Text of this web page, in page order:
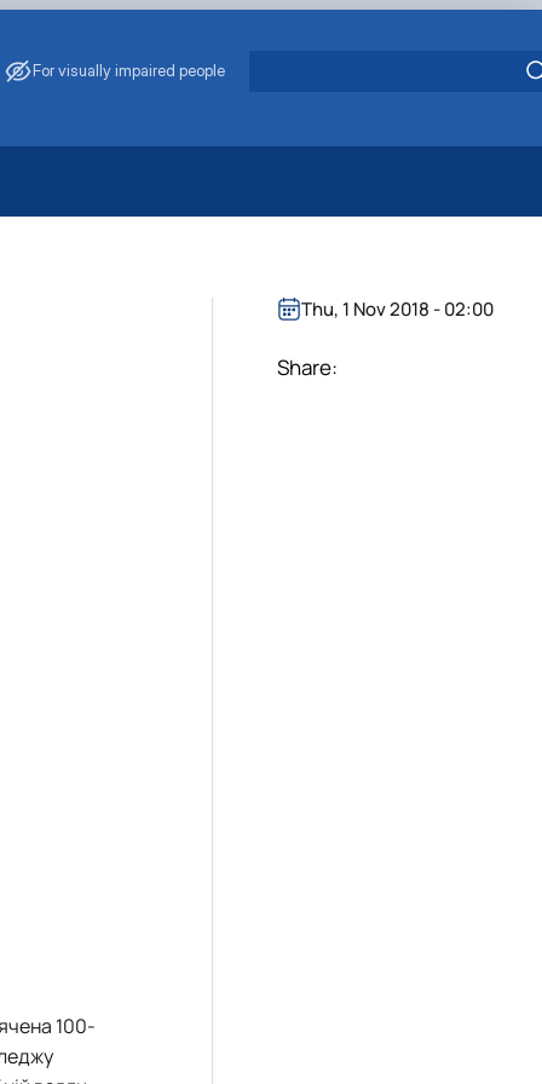
For visually impaired people
Saving
100-
Thu, 1 Nov 2018 - 02:00
Share: